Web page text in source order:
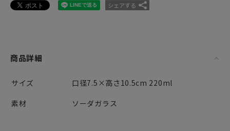
シェアする
商品詳細
サイズ
口径7.5×高さ10.5cm 220ml
素材
ソーダガラス